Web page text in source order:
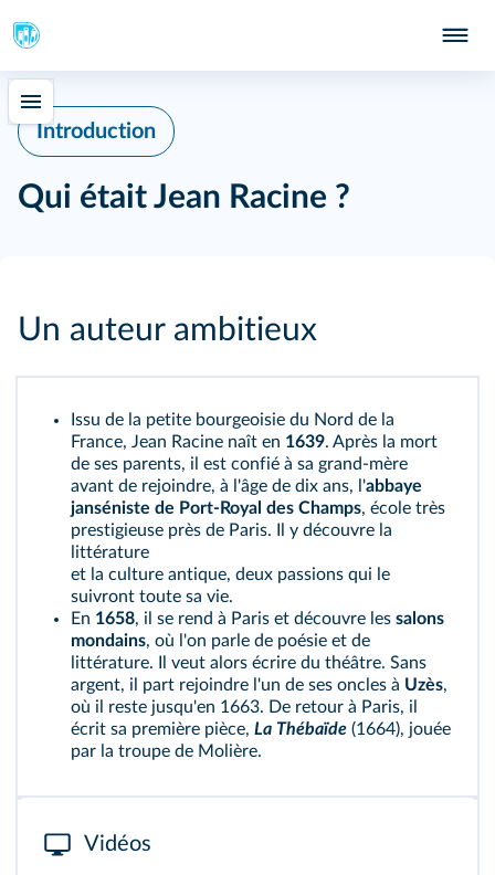
Introduction
Qui était Jean Racine ?
Un auteur ambitieux
Issu de la petite bourgeoisie du Nord de la
France, Jean Racine naît en 1639. Après la mort
de ses parents, il est confié à sa grand-mère
avant de rejoindre, à l'âge de dix ans, l'abbaye
janséniste de Port-Royal des Champs, école très
prestigieuse près de Paris. Il y découvre la
littérature
et la culture antique, deux passions qui le
suivront toute sa vie.
En 1658, il se rend à Paris et découvre les salons
mondains, où l'on parle de poésie et de
littérature. Il veut alors écrire du théâtre. Sans
argent, il part rejoindre l'un de ses oncles à Uzès,
où il reste jusqu'en 1663. De retour à Paris, il
écrit sa première pièce, La Thébaïde (1664), jouée
par la troupe de Molière.
Vidéos